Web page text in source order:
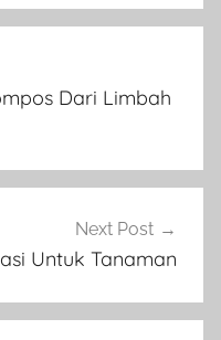
Dari Limbah
Next Post
Untuk Tanaman